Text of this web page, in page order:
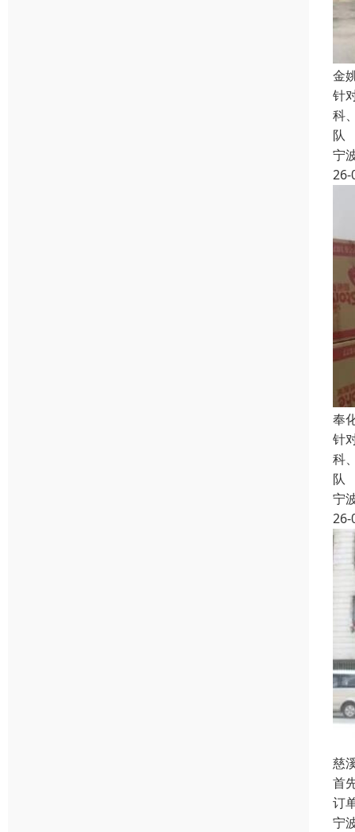
金
针
科
队
宁
26-
奉
针
科
队
宁
26-
慈
首
订
宁